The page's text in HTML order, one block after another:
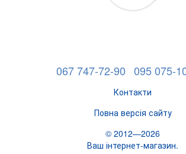
067 747-72-90 095 075-
Контакти
Повна версія сайту
© 2012—2026
Ваш інтернет-магазин.